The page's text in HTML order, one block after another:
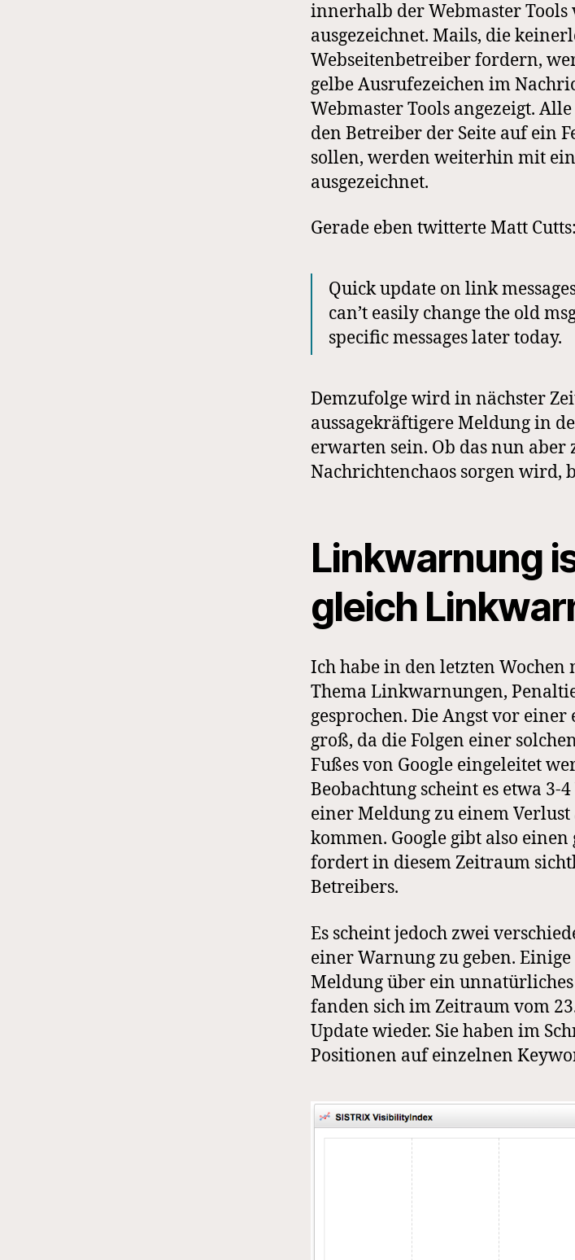
innerhalb der Webmaster Tools
ausgezeichnet. Mails, die
Webseitenbetreiber fordern,
gelbe Ausrufezeichen im
Webmaster Tools angezeigt.
den Betreiber der Seite auf ein
sollen, werden weiterhin mit
ausgezeichnet.
Gerade eben twitterte Matt Cutts:
Quick update on link
can’t easily change the old
specific messages later today.
Demzufolge wird in nächster
aussagekräftigere Meldung in
erwarten sein. Ob das nun
Nachrichtenchaos sorgen wird,
Linkwarnung
gleich
Ich habe in den letzten Wochen
Thema Linkwarnungen,
gesprochen. Die Angst vor
groß, da die Folgen einer
Fußes von Google eingeleitet
Beobachtung scheint es etwa 3-
einer Meldung zu einem
kommen. Google gibt also
fordert in diesem Zeitraum
Betreibers.
Es scheint jedoch zwei
einer Warnung zu geben.
Meldung über ein
fanden sich im Zeitraum vom
Update wieder. Sie haben im
Positionen auf einzelnen